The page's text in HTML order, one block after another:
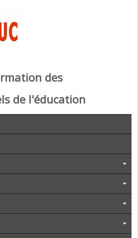
des
de l'éducation